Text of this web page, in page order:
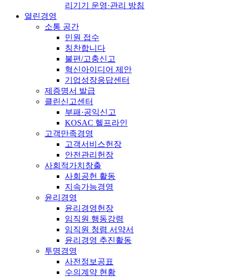
리기기 운영·관리 방침
열린경영
소통 공간
민원 접수
칭찬합니다
불편/고충신고
혁신아이디어 제안
기업성장응답센터
제증명서 발급
클린신고센터
부패·공익신고
KOSAC 헬프라인
고객만족경영
고객서비스헌장
안전관리헌장
사회적가치창출
사회공헌 활동
지속가능경영
윤리경영
윤리경영헌장
임직원 행동강령
임직원 청렴 서약서
윤리경영 추진활동
투명경영
사전정보공표
수의계약 현황